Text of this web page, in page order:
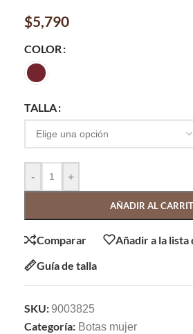
$5,790
COLOR
TALLA
- +
AÑADIR AL
Comparar
Añadir a la lista
Guía de talla
SKU:9003825
Categoría: Botas mujer